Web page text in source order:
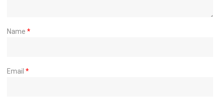
Name *
Email *